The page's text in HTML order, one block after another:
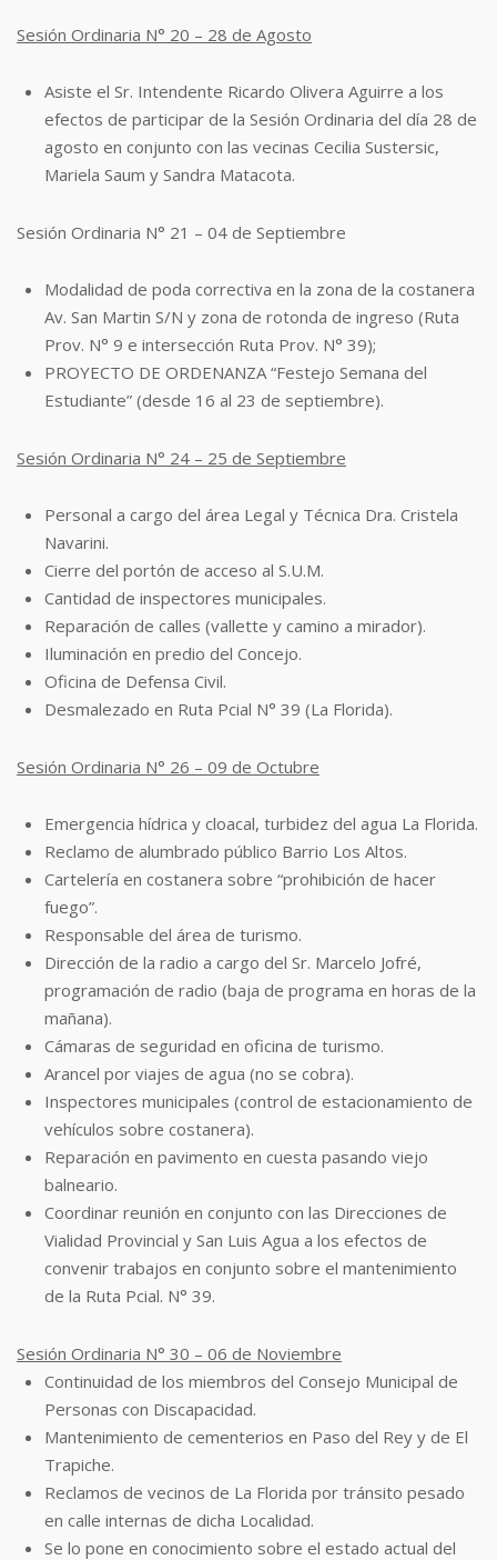
Sesión Ordinaria N° 20 – 28 de Agosto
Asiste el Sr. Intendente Ricardo Olivera Aguirre a los
efectos de participar de la Sesión Ordinaria del día 28 de
agosto en conjunto con las vecinas Cecilia Sustersic,
Mariela Saum y Sandra Matacota.
Sesión Ordinaria N° 21 – 04 de Septiembre
Modalidad de poda correctiva en la zona de la costanera
Av. San Martin S/N y zona de rotonda de ingreso (Ruta
Prov. N° 9 e intersección Ruta Prov. N° 39);
PROYECTO DE ORDENANZA “Festejo Semana del
Estudiante” (desde 16 al 23 de septiembre).
Sesión Ordinaria N° 24 – 25 de Septiembre
Personal a cargo del área Legal y Técnica Dra. Cristela
Navarini.
Cierre del portón de acceso al S.U.M.
Cantidad de inspectores municipales.
Reparación de calles (vallette y camino a mirador).
Iluminación en predio del Concejo.
Oficina de Defensa Civil.
Desmalezado en Ruta Pcial N° 39 (La Florida).
Sesión Ordinaria N° 26 – 09 de Octubre
Emergencia hídrica y cloacal, turbidez del agua La Florida.
Reclamo de alumbrado público Barrio Los Altos.
Cartelería en costanera sobre “prohibición de hacer
fuego”.
Responsable del área de turismo.
Dirección de la radio a cargo del Sr. Marcelo Jofré,
programación de radio (baja de programa en horas de la
mañana).
Cámaras de seguridad en oficina de turismo.
Arancel por viajes de agua (no se cobra).
Inspectores municipales (control de estacionamiento de
vehículos sobre costanera).
Reparación en pavimento en cuesta pasando viejo
balneario.
Coordinar reunión en conjunto con las Direcciones de
Vialidad Provincial y San Luis Agua a los efectos de
convenir trabajos en conjunto sobre el mantenimiento
de la Ruta Pcial. N° 39.
Sesión Ordinaria N° 30 – 06 de Noviembre
Continuidad de los miembros del Consejo Municipal de
Personas con Discapacidad.
Mantenimiento de cementerios en Paso del Rey y de El
Trapiche.
Reclamos de vecinos de La Florida por tránsito pesado
en calle internas de dicha Localidad.
Se lo pone en conocimiento sobre el estado actual del